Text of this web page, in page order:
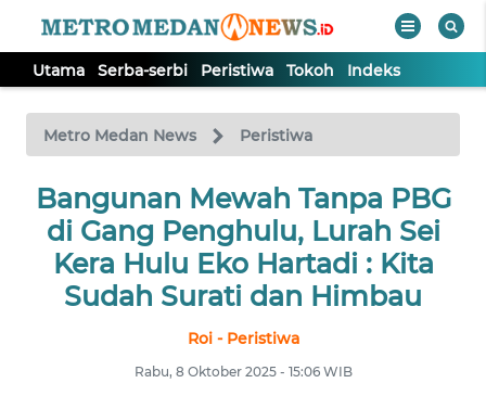
Utama Serba-serbi Peristiwa Tokoh Indeks
Metro Medan News Peristiwa
Bangunan Mewah Tanpa PBG
di Gang Penghulu, Lurah Sei
Kera Hulu Eko Hartadi : Kita
Sudah Surati dan Himbau
Roi - Peristiwa
Rabu, 8 Oktober 2025 - 15:06 WIB
TV
Tutup
UTAMA
SERBA-
SERBI